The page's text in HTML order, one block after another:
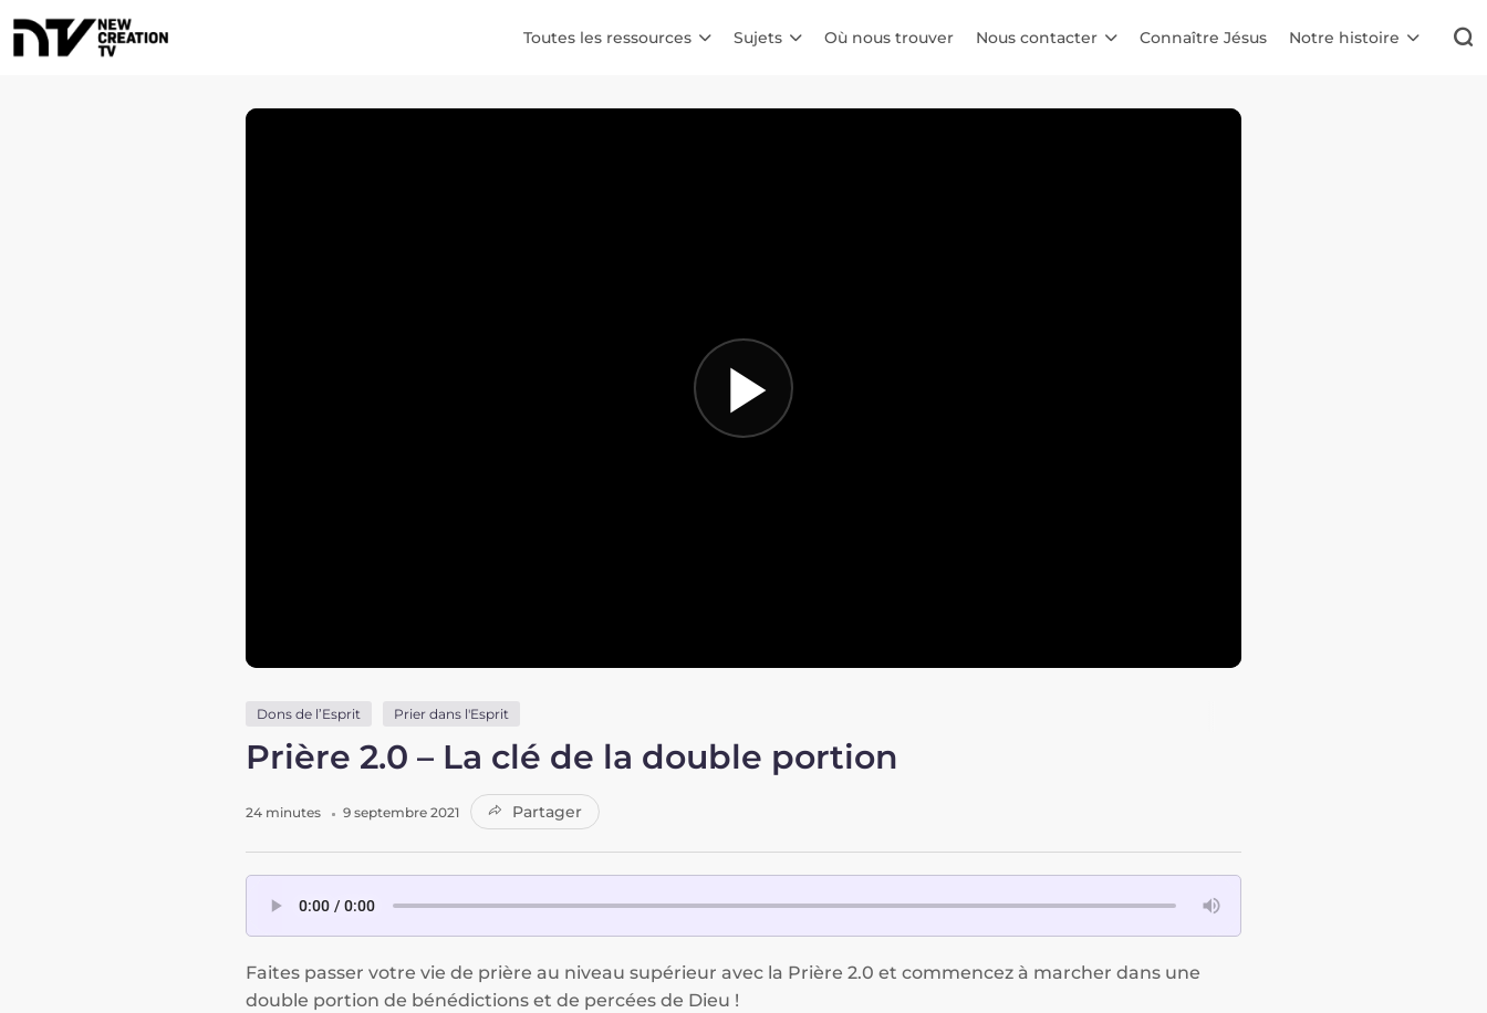
Toutes les ressources Sujets Où nous trouver Nous contacter Connaître Jésus Notre histoire
Dons de l’Esprit Prier dans l'Esprit
Prière 2.0 – La clé de la double portion
24 minutes 9 septembre 2021 Partager
Faites passer votre vie de prière au niveau supérieur avec la Prière 2.0 et commencez à marcher dans une
double portion de bénédictions et de percées de Dieu !